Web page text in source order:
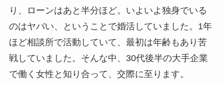
り、ローンはあと半分ほど。いよいよ独身でいる
のはヤバい、ということで婚活していました。1年
ほど相談所で活動していて、最初は年齢もあり苦
戦していました。そんな中、30代後半の大手企業
で働く女性と知り合って、交際に至ります。